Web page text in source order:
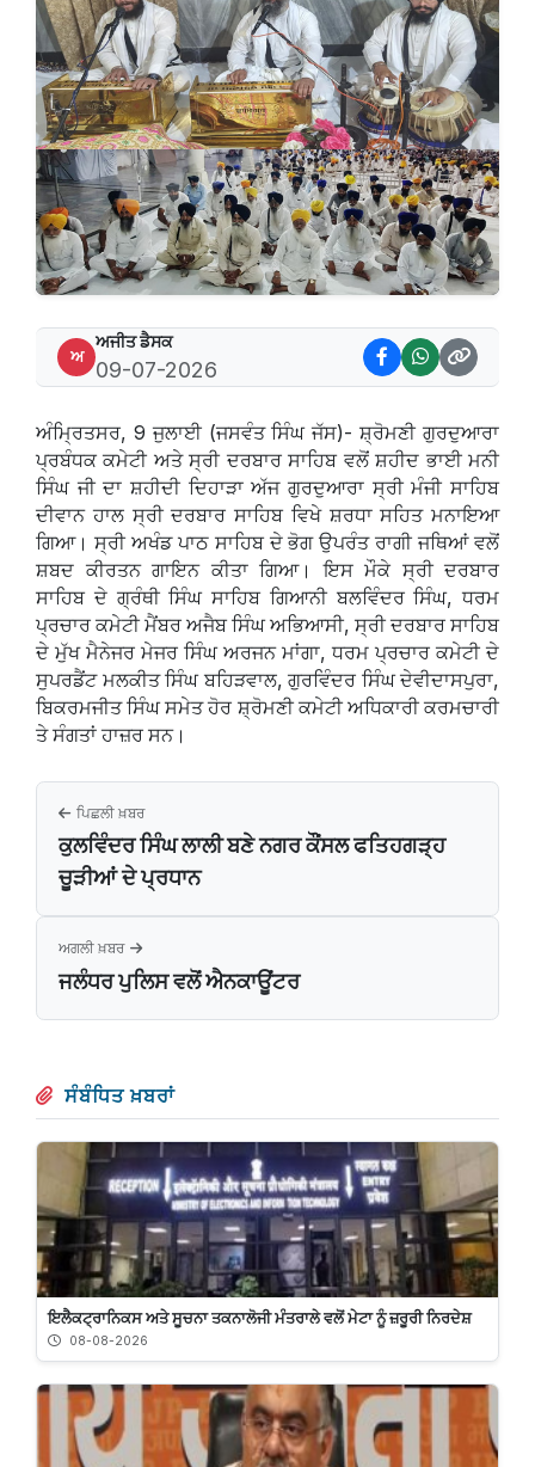
ਅ
ਅਜੀਤ ਡੈਸਕ
09-07-2026
ਅੰਮ੍ਰਿਤਸਰ, 9 ਜੁਲਾਈ (ਜਸਵੰਤ ਸਿੰਘ ਜੱਸ)- ਸ਼੍ਰੋਮਣੀ ਗੁਰਦੁਆਰਾ
ਪ੍ਰਬੰਧਕ ਕਮੇਟੀ ਅਤੇ ਸ੍ਰੀ ਦਰਬਾਰ ਸਾਹਿਬ ਵਲੋਂ ਸ਼ਹੀਦ ਭਾਈ ਮਨੀ
ਸਿੰਘ ਜੀ ਦਾ ਸ਼ਹੀਦੀ ਦਿਹਾੜਾ ਅੱਜ ਗੁਰਦੁਆਰਾ ਸ੍ਰੀ ਮੰਜੀ ਸਾਹਿਬ
ਦੀਵਾਨ ਹਾਲ ਸ੍ਰੀ ਦਰਬਾਰ ਸਾਹਿਬ ਵਿਖੇ ਸ਼ਰਧਾ ਸਹਿਤ ਮਨਾਇਆ
ਗਿਆ। ਸ੍ਰੀ ਅਖੰਡ ਪਾਠ ਸਾਹਿਬ ਦੇ ਭੋਗ ਉਪਰੰਤ ਰਾਗੀ ਜਥਿਆਂ ਵਲੋਂ
ਸ਼ਬਦ ਕੀਰਤਨ ਗਾਇਨ ਕੀਤਾ ਗਿਆ। ਇਸ ਮੌਕੇ ਸ੍ਰੀ ਦਰਬਾਰ
ਸਾਹਿਬ ਦੇ ਗ੍ਰੰਥੀ ਸਿੰਘ ਸਾਹਿਬ ਗਿਆਨੀ ਬਲਵਿੰਦਰ ਸਿੰਘ, ਧਰਮ
ਪ੍ਰਚਾਰ ਕਮੇਟੀ ਮੈਂਬਰ ਅਜੈਬ ਸਿੰਘ ਅਭਿਆਸੀ, ਸ੍ਰੀ ਦਰਬਾਰ ਸਾਹਿਬ
ਦੇ ਮੁੱਖ ਮੈਨੇਜਰ ਮੇਜਰ ਸਿੰਘ ਅਰਜਨ ਮਾਂਗਾ, ਧਰਮ ਪ੍ਰਚਾਰ ਕਮੇਟੀ ਦੇ
ਸੁਪਰਡੈਂਟ ਮਲਕੀਤ ਸਿੰਘ ਬਹਿੜਵਾਲ, ਗੁਰਵਿੰਦਰ ਸਿੰਘ ਦੇਵੀਦਾਸਪੁਰਾ,
ਬਿਕਰਮਜੀਤ ਸਿੰਘ ਸਮੇਤ ਹੋਰ ਸ਼੍ਰੋਮਣੀ ਕਮੇਟੀ ਅਧਿਕਾਰੀ ਕਰਮਚਾਰੀ
ਤੇ ਸੰਗਤਾਂ ਹਾਜ਼ਰ ਸਨ।
ਪਿਛਲੀ ਖ਼ਬਰ
ਕੁਲਵਿੰਦਰ ਸਿੰਘ ਲਾਲੀ ਬਣੇ ਨਗਰ ਕੌਂਸਲ ਫਤਿਹਗੜ੍ਹ
ਚੂੜੀਆਂ ਦੇ ਪ੍ਰਧਾਨ
ਅਗਲੀ ਖ਼ਬਰ
ਜਲੰਧਰ ਪੁਲਿਸ ਵਲੋਂ ਐਨਕਾਊਂਟਰ
ਸੰਬੰਧਿਤ ਖ਼ਬਰਾਂ
ਇਲੈਕਟ੍ਰਾਨਿਕਸ ਅਤੇ ਸੂਚਨਾ ਤਕਨਾਲੋਜੀ ਮੰਤਰਾਲੇ ਵਲੋਂ ਮੇਟਾ ਨੂੰ ਜ਼ਰੂਰੀ ਨਿਰਦੇਸ਼
08-08-2026